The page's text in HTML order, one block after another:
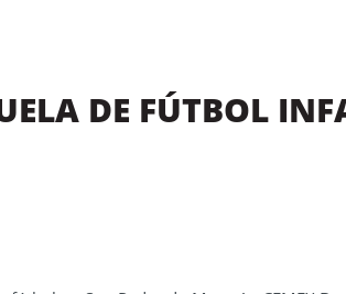
DE FÚTBOL